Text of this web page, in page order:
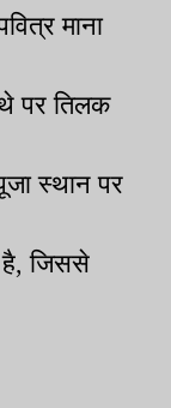
माना
पर तिलक
स्थान पर
है, जिससे